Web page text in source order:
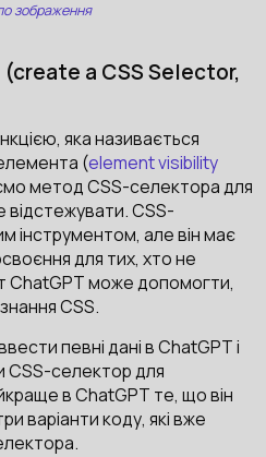
зображення
a CSS Selector,
яка називається
(element visibility
метод CSS-селектора для
CSS-
інструментом, але він має
для тих, хто не
ChatGPT може допомогти,
CSS.
певні дані в ChatGPT і
CSS-селектор для
в ChatGPT те, що він
варіанти коду, які вже